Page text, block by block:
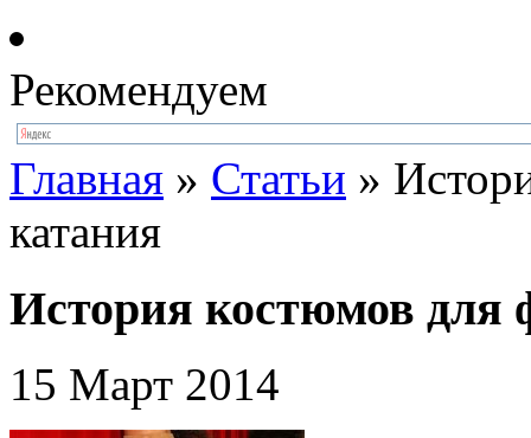
Рекомендуем
Главная » Статьи »
катания
История костюмов для
15 Март 2014